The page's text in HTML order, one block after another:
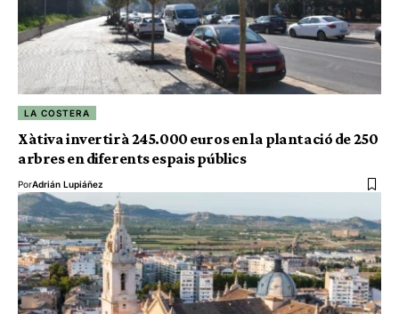
LA COSTERA
Xàtiva invertirà 245.000 euros en la plantació de 250
arbres en diferents espais públics
PorAdrián Lupiáñez